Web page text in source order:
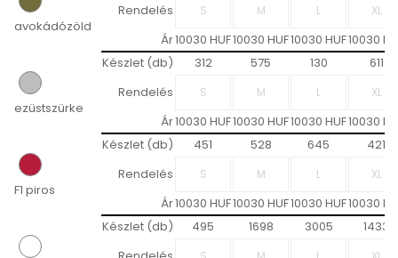
avokádózöld
Rendelés
Ár10030 HUF10030 HUF10030 HUF10030
ezüstszürke
Készlet (db) 312 575 130
611
Rendelés
Ár10030 HUF10030 HUF10030 HUF10030
F1 piros
Készlet (db) 451 528 645
421
Rendelés
Ár10030 HUF10030 HUF10030 HUF10030
Készlet (db) 495 1698 3005
1433